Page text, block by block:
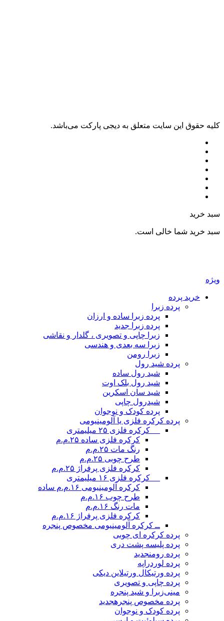
کليه حقوق اين سايت متعلق به دیجی پارکت می‌باشد.
سبد خرید
سبد خرید شما خالی است.
ویژه
خرید پرده
پرده زبرا
پرده زبرا ساده و ارزان
پرده زبرا جدید
زبرا چاپی و تصویری ، گلدار و نقاشی
زبرا سه بعدی و هندسی
زبرا رومن
پرده شید رول
شید رول ساده
شید رول بلک اوت
شید سان اسکرین
شیدرول چاپی
پرده کودک و نوجوان
پرده کرکره فلزی یا آلومینیومی
__ کرکره فلزی ۲۵ میلیمتری
کرکره فلزی ساده ۲۵.م.م
رنگ مات ۲۵.م.م
طرح چوبی ۲۵.م.م
کرکره فلزی پرفراژ ۲۵.م.م
__ کرکره فلزی ۱۶ میلیمتری
کرکره آلومینیومی ۱۶.م.م ساده
طرح چوب ۱۶.م.م
مات رنگ ۱۶.م.م
کرکره فلزی پرفراژ ۱۶.م.م
ــ کرکره آلومینیومی مخصوص پنجره
پرده کرکره ای چوبی
پرده پلیسه پشت دری
پرده رومنجدید
پرده لوردراپه
پرده ورتیکال ورتیلاین دیکی
پرده چاپی و تصویری
مینی‌زبرا و شید پنجره
پرده مخصوص پنجرهجدید
پرده کودک و نوجوان